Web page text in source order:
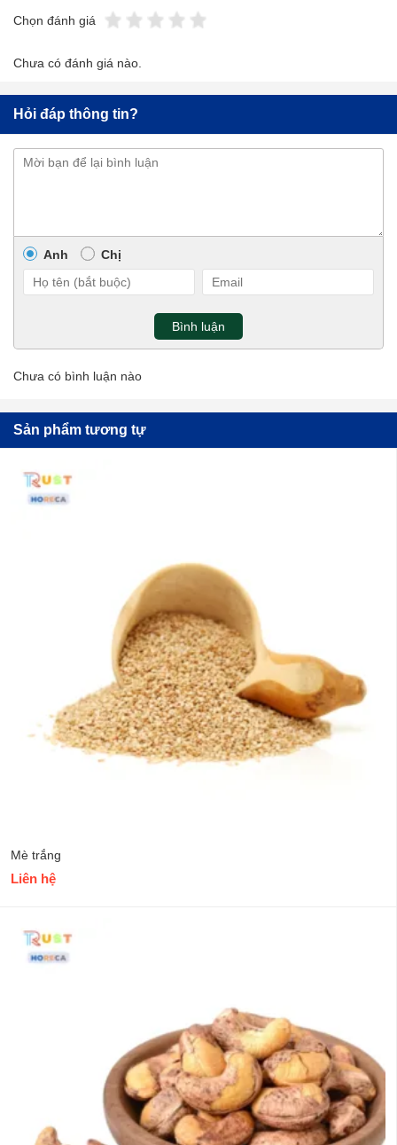
Chọn đánh giá
Chưa có đánh giá nào.
Hỏi đáp thông tin?
Anh Chị
Bình luận
Chưa có bình luận nào
Sản phẩm tương tự
Mè trắng
Liên hệ